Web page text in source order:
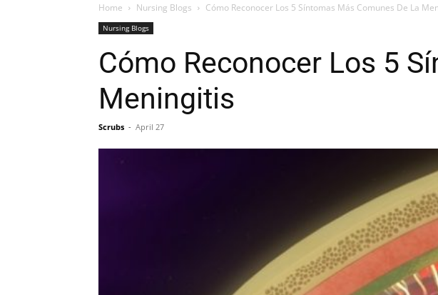
Home Nursing Blogs Cómo Reconocer Los 5 Síntomas Más Comunes De La
Nursing Blogs
Cómo Reconocer Los 5
Meningitis
Scrubs - April 27